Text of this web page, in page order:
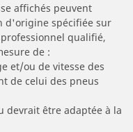
affichés peuvent
d'origine spécifiée sur
qualifié,
de :
et/ou de vitesse des
de celui des pneus
devrait être adaptée à la